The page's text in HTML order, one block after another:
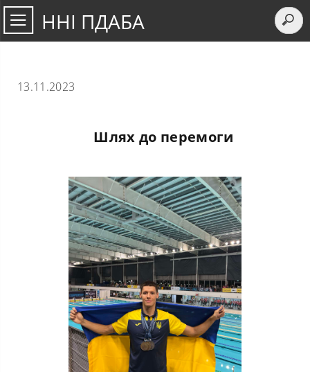
ННІ ПДАБА
13.11.2023
Шлях до перемоги